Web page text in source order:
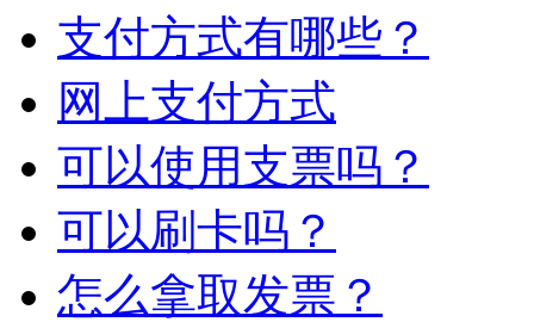
支付方式有哪些？
网上支付方式
可以使用支票吗？
可以刷卡吗？
怎么拿取发票？